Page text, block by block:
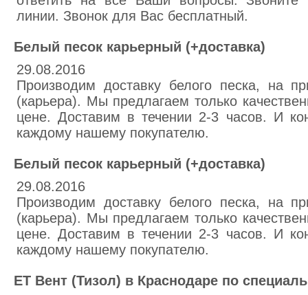
линии. Звонок для Вас бесплатный.
Белый песок карьерный (+доставка)
29.08.2016
Производим доставку белого песка, на
(карьера). Мы предлагаем только
цене. Доставим в течении 2-3 часов. И
каждому нашему покупателю.
Белый песок карьерный (+доставка)
29.08.2016
Производим доставку белого песка, на
(карьера). Мы предлагаем только
цене. Доставим в течении 2-3 часов. И
каждому нашему покупателю.
ЕТ Вент (Тизол) в Краснодаре по